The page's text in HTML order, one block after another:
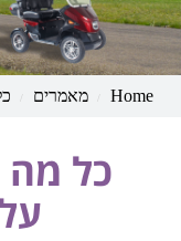
Home מאמרים
כל